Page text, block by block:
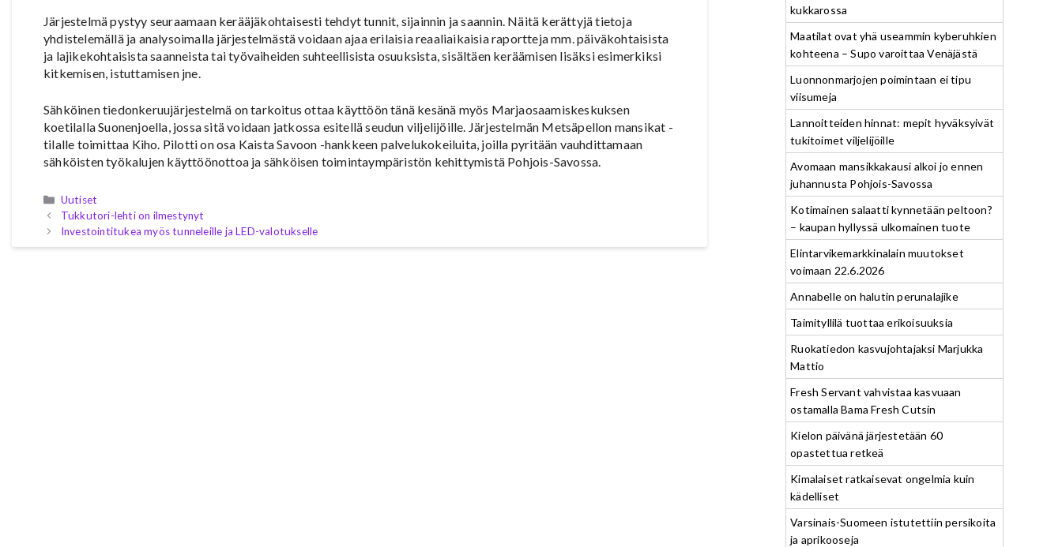
Järjestelmä pystyy seuraamaan kerääjäkohtaisesti tehdyt tunnit, sijainnin ja saannin. Näitä kerättyjä tietoja
yhdistelemällä ja analysoimalla järjestelmästä voidaan ajaa erilaisia reaaliaikaisia raportteja mm. päiväkohtaisista
ja lajikekohtaisista saanneista tai työvaiheiden suhteellisista osuuksista, sisältäen keräämisen lisäksi esimerkiksi
kitkemisen, istuttamisen jne.
Sähköinen tiedonkeruujärjestelmä on tarkoitus ottaa käyttöön tänä kesänä myös Marjaosaamiskeskuksen
koetilalla Suonenjoella, jossa sitä voidaan jatkossa esitellä seudun viljelijöille. Järjestelmän Metsäpellon mansikat -
tilalle toimittaa Kiho. Pilotti on osa Kaista Savoon -hankkeen palvelukokeiluita, joilla pyritään vauhdittamaan
sähköisten työkalujen käyttöönottoa ja sähköisen toimintaympäristön kehittymistä Pohjois-Savossa.
Kategoriat
Uutiset
Tukkutori-lehti on ilmestynyt
Investointitukea myös tunneleille ja LED-valotukselle
kukkarossa
Maatilat ovat yhä useammin kyberuhkien
kohteena – Supo varoittaa Venäjästä
Luonnonmarjojen poimintaan ei tipu
viisumeja
Lannoitteiden hinnat: mepit hyväksyivät
tukitoimet viljelijöille
Avomaan mansikkakausi alkoi jo ennen
juhannusta Pohjois-Savossa
Kotimainen salaatti kynnetään peltoon?
– kaupan hyllyssä ulkomainen tuote
Elintarvikemarkkinalain muutokset
voimaan 22.6.2026
Annabelle on halutin perunalajike
Taimityllilä tuottaa erikoisuuksia
Ruokatiedon kasvujohtajaksi Marjukka
Mattio
Fresh Servant vahvistaa kasvuaan
ostamalla Bama Fresh Cutsin
Kielon päivänä järjestetään 60
opastettua retkeä
Kimalaiset ratkaisevat ongelmia kuin
kädelliset
Varsinais-Suomeen istutettiin persikoita
ja aprikooseja